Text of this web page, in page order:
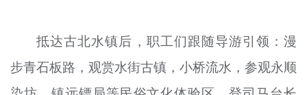
抵达古北水镇后，职工们跟随导游引领：漫
步青石板路，观赏水街古镇，小桥流水，参观永顺